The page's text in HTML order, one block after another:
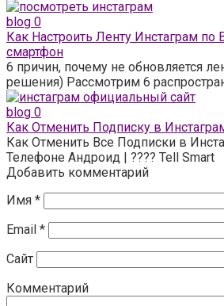
blog 0
Как Настроить Ленту Инстаграм по
смартфон
6 причин, почему не обновляется
решения) Рассмотрим 6
blog 0
Как Отменить Подписку в
Как Отменить Все Подписки в
Телефоне Андроид | ???? Tell Smart
Добавить комментарий
Имя *
Email *
Сайт
Комментарий